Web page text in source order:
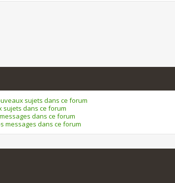
sujets dans ce forum
sujets dans ce forum
dans ce forum
messages dans ce forum